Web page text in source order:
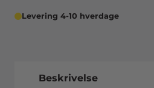
Levering 4-10 hverdage
Beskrivelse